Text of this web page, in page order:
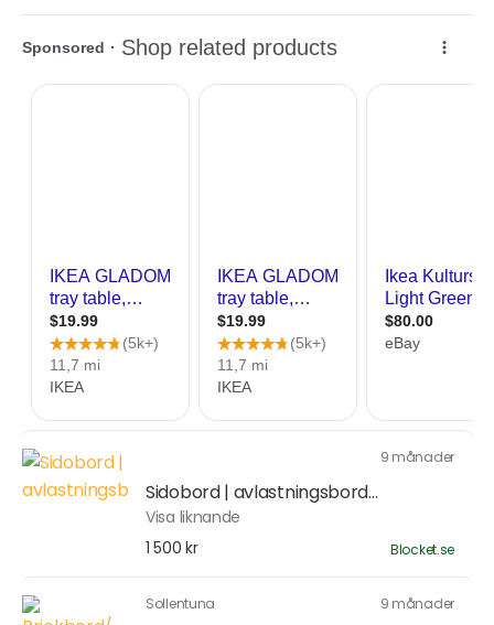
9 månader
Sidobord | avlastningsbord...
Visa liknande
1 500 kr
Blocket.se
Sollentuna 9 månader